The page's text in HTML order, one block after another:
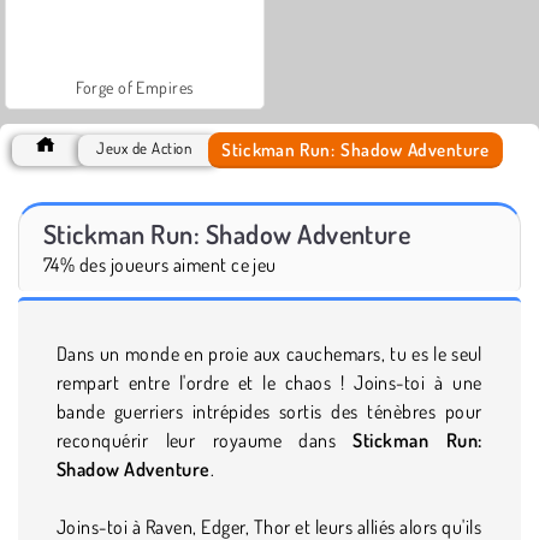
Forge of Empires
Jeux de Action Stickman Run: Shadow Adventure
Stickman Run: Shadow Adventure
74% des joueurs aiment ce jeu
Dans un monde en proie aux cauchemars, tu es le seul
rempart entre l'ordre et le chaos ! Joins-toi à une
bande guerriers intrépides sortis des ténèbres pour
reconquérir leur royaume dansStickman Run:
Shadow Adventure.
Joins-toi à Raven, Edger, Thor et leurs alliés alors qu'ils